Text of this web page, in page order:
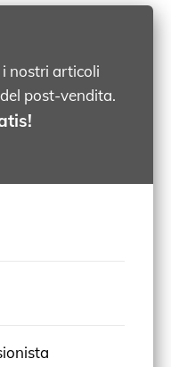
i nostri articoli
post-vendita.